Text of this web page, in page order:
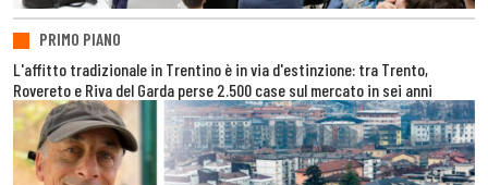
PRIMO PIANO
L'affitto tradizionale in Trentino è in via d'estinzione: tra Trento,
Rovereto e Riva del Garda perse 2.500 case sul mercato in sei anni